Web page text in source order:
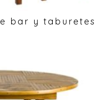
bar y taburetes